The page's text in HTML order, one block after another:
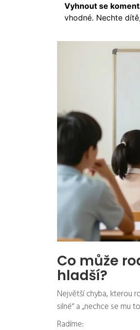
Vyhnout se
vhodné. Nechte
Co může
hladší?
Největší chyba, kterou
silné“ a „nechce se mu
Radíme: